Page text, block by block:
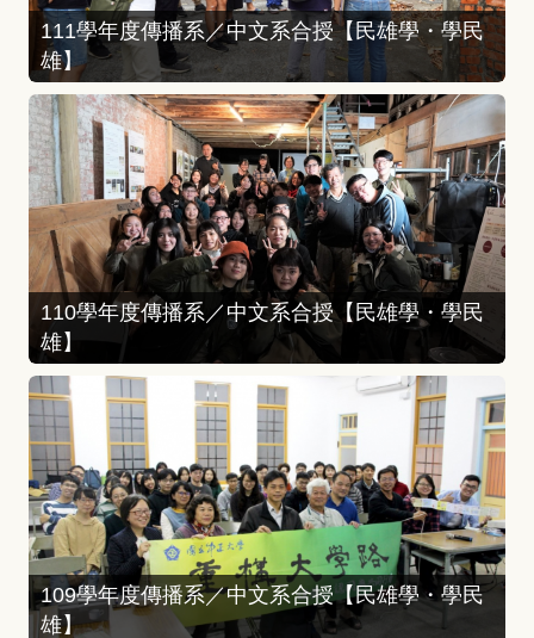
111學年度傳播系／中文系合授【民雄學・學民
雄】
110學年度傳播系／中文系合授【民雄學・學民
雄】
109學年度傳播系／中文系合授【民雄學・學民
雄】